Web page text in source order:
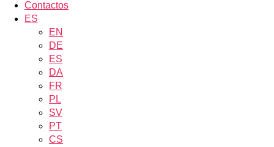
Contactos
ES
EN
DE
ES
DA
FR
PL
SV
PT
CS